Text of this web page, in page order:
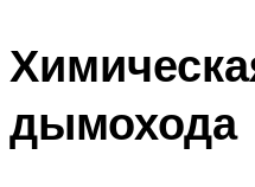
дымохода